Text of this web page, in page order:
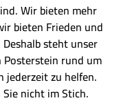
Wir bieten mehr
bieten Frieden und
steht unser
rund um
jederzeit zu helfen.
nicht im Stich.